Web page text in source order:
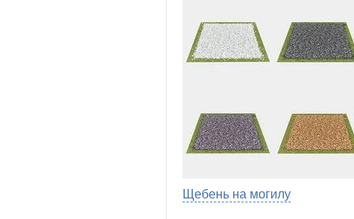
Щебень на могилу